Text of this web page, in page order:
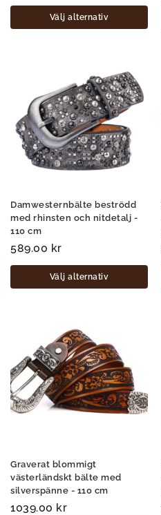
Välj alternativ
Damwesternbälte beströdd
med rhinsten och nitdetalj -
110 cm
589.00 kr
Välj alternativ
Graverat blommigt
västerländskt bälte med
silverspänne - 110 cm
1039.00 kr